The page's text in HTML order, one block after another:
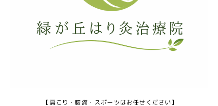
【肩こり・腰痛・スポーツはお任せください】